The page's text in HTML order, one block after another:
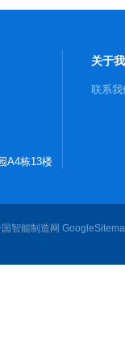
A4栋13楼
关于
联系我
智能制造网